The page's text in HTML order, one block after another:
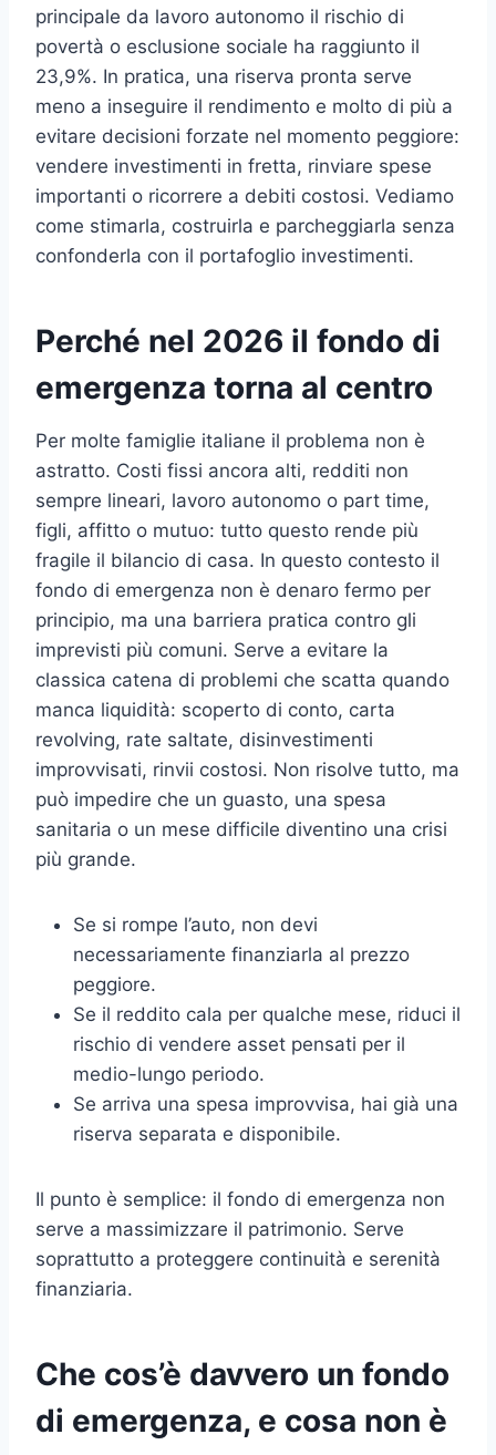
principale da lavoro autonomo il rischio di
povertà o esclusione sociale ha raggiunto il
23,9%. In pratica, una riserva pronta serve
meno a inseguire il rendimento e molto di più a
evitare decisioni forzate nel momento peggiore:
vendere investimenti in fretta, rinviare spese
importanti o ricorrere a debiti costosi. Vediamo
come stimarla, costruirla e parcheggiarla senza
confonderla con il portafoglio investimenti.
Perché nel 2026 il fondo di
emergenza torna al centro
Per molte famiglie italiane il problema non è
astratto. Costi fissi ancora alti, redditi non
sempre lineari, lavoro autonomo o part time,
figli, affitto o mutuo: tutto questo rende più
fragile il bilancio di casa. In questo contesto il
fondo di emergenza non è denaro fermo per
principio, ma una barriera pratica contro gli
imprevisti più comuni. Serve a evitare la
classica catena di problemi che scatta quando
manca liquidità: scoperto di conto, carta
revolving, rate saltate, disinvestimenti
improvvisati, rinvii costosi. Non risolve tutto, ma
può impedire che un guasto, una spesa
sanitaria o un mese difficile diventino una crisi
più grande.
Se si rompe l’auto, non devi
necessariamente finanziarla al prezzo
peggiore.
Se il reddito cala per qualche mese, riduci il
rischio di vendere asset pensati per il
medio-lungo periodo.
Se arriva una spesa improvvisa, hai già una
riserva separata e disponibile.
Il punto è semplice: il fondo di emergenza non
serve a massimizzare il patrimonio. Serve
soprattutto a proteggere continuità e serenità
finanziaria.
Che cos’è davvero un fondo
di emergenza, e cosa non è